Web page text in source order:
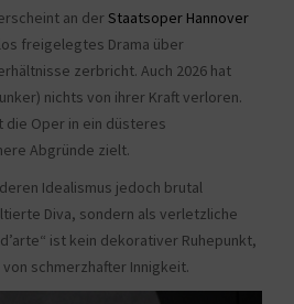
an der Staatsoper Hannover
freigelegtes Drama über
zerbricht. Auch 2026 hat
nichts von ihrer Kraft verloren.
die Oper in ein düsteres
Abgründe zielt.
Idealismus jedoch brutal
Diva, sondern als verletzliche
ist kein dekorativer Ruhepunkt,
schmerzhafter Innigkeit.